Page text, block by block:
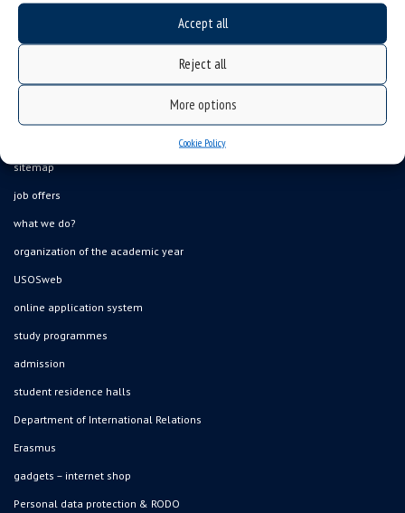
Accept all
Reject all
More options
Cookie Policy
sitemap
job offers
what we do?
organization of the academic year
USOSweb
online application system
study programmes
admission
student residence halls
Department of International Relations
Erasmus
gadgets – internet shop
Personal data protection & RODO